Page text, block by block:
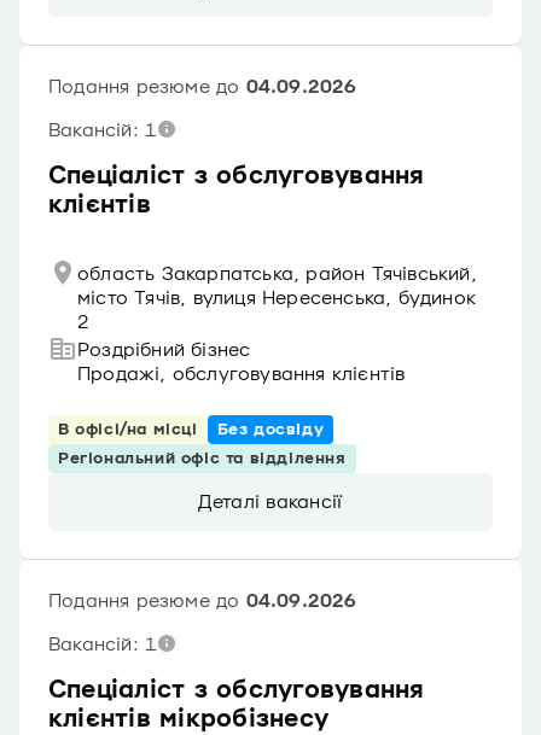
Спеціаліст з обслуговування
клієнтів
Подання резюме до 04.09.2026
Вакансій: 1
область Закарпатська, район Тячівський,
місто Тячів, вулиця Нересенська, будинок
2
Роздрібний бізнес
Продажі, обслуговування клієнтів
В офісі/на місці
Без досвіду
Регіональний офіс та відділення
Деталі вакансії
Спеціаліст з обслуговування
клієнтів мікробізнесу
Подання резюме до 04.09.2026
Вакансій: 1